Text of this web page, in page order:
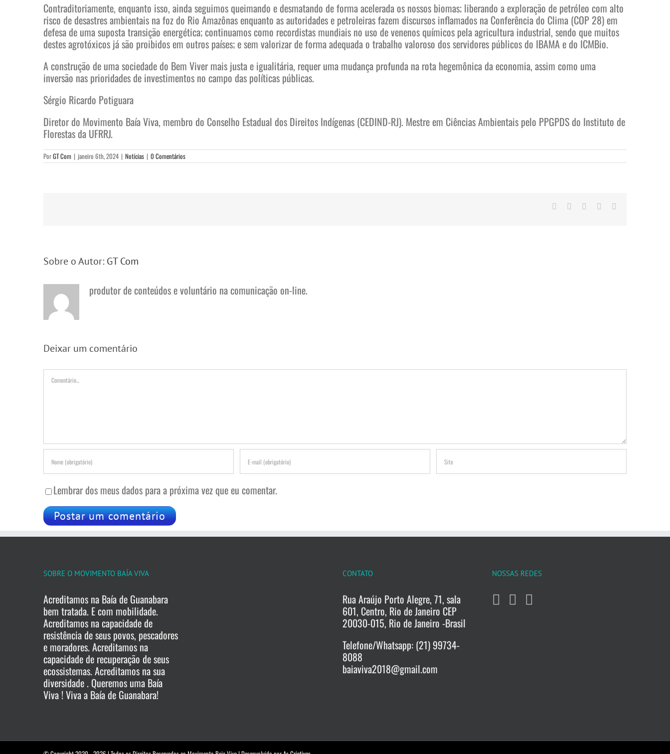
Contraditoriamente, enquanto isso, ainda seguimos queimando e desmatando de forma acelerada os nossos biomas; liberando a exploração de petróleo com alto
risco de desastres ambientais na foz do Rio Amazônas enquanto as autoridades e petroleiras fazem discursos inflamados na Conferência do Clima (COP 28) em
defesa de uma suposta transição energética; continuamos como recordistas mundiais no uso de venenos químicos pela agricultura industrial, sendo que muitos
destes agrotóxicos já são proibidos em outros países; e sem valorizar de forma adequada o trabalho valoroso dos servidores públicos do IBAMA e do ICMBio.
A construção de uma sociedade do Bem Viver mais justa e igualitária, requer uma mudança profunda na rota hegemônica da economia, assim como uma
inversão nas prioridades de investimentos no campo das políticas públicas.
Sérgio Ricardo Potiguara
Diretor do Movimento Baía Viva, membro do Conselho Estadual dos Direitos Indígenas (CEDIND-RJ). Mestre em Ciências Ambientais pelo PPGPDS do Instituto de
Florestas da UFRRJ.
PorGT Com | janeiro 6th, 2024 | Notícias | 0 Comentários
Facebook
TwitterLinkedInWhatsApp
Sobre o Autor: GT Com
produtor de conteúdos e voluntário na comunicação on-line.
Deixar um comentário
Comentário
Lembrar dos meus dados para a próxima vez que eu comentar.
SOBRE O MOVIMENTO BAÍA VIVA
Acreditamos na Baía de Guanabara
bem tratada. E com mobilidade.
Acreditamos na capacidade de
resistência de seus povos, pescadores
e moradores. Acreditamos na
capacidade de recuperação de seus
ecossistemas. Acreditamos na sua
diversidade . Queremos uma Baía
Viva ! Viva a Baía de Guanabara!
CONTATO
Rua Araújo Porto Alegre, 71, sala
601, Centro, Rio de Janeiro CEP
20030-015, Rio de Janeiro -Brasil
Telefone/Whatsapp: (21) 99734-
8088
baiaviva2018@gmail.com
NOSSAS REDES